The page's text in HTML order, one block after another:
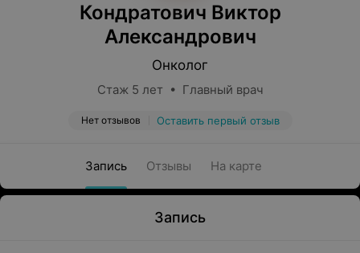
Кондратович Виктор
Александрович
Онколог
Стаж 5 лет • Главный врач
Нет отзывов Оставить первый отзыв
Запись Отзывы На карте
Запись